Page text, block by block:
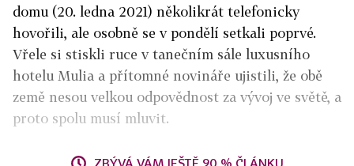
domu (20. ledna 2021) několikrát telefonicky
hovořili, ale osobně se v pondělí setkali poprvé.
Vřele si stiskli ruce v tanečním sále luxusního
hotelu Mulia a přítomné novináře ujistili, že obě
země nesou velkou odpovědnost za vývoj ve světě, a
proto spolu musí mluvit.
ZBÝVÁ VÁM JEŠTĚ 90 % ČLÁNKU